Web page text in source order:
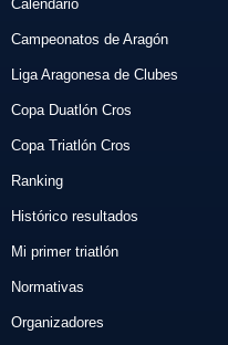
Calendario
Campeonatos de Aragón
Liga Aragonesa de Clubes
Copa Duatlón Cros
Copa Triatlón Cros
Ranking
Histórico resultados
Mi primer triatlón
Normativas
Organizadores